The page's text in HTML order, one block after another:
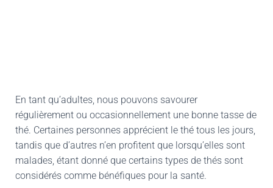
En tant qu’adultes, nous pouvons savourer
régulièrement ou occasionnellement une bonne tasse de
thé. Certaines personnes apprécient le thé tous les jours,
tandis que d’autres n’en profitent que lorsqu’elles sont
malades, étant donné que certains types de thés sont
considérés comme bénéfiques pour la santé.